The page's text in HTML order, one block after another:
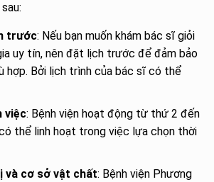
trước: Nếu bạn muốn khám bác sĩ giỏi
uy tín, nên đặt lịch trước để đảm bảo
hợp. Bởi lịch trình của bác sĩ có thể
việc: Bệnh viện hoạt động từ thứ 2 đến
thể linh hoạt trong việc lựa chọn thời
và cơ sở vật chất: Bệnh viện Phương